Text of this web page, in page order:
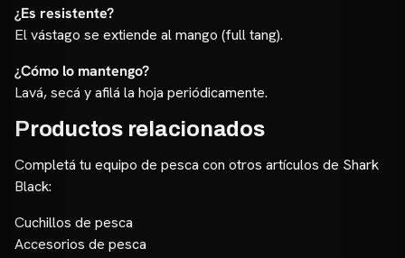
¿Es resistente?
El vástago se extiende al mango (full tang).
¿Cómo lo mantengo?
Lavá, secá y afilá la hoja periódicamente.
Productos relacionados
Completá tu equipo de pesca con otros artículos de Shark
Black:
Cuchillos de pesca
Accesorios de pesca